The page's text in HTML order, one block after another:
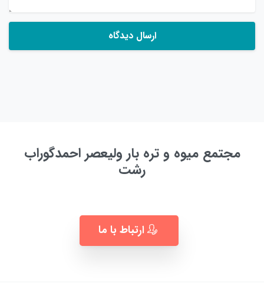
مجتمع میوه و تره بار ولیعصر احمدگوراب
رشت
ارتباط با ما